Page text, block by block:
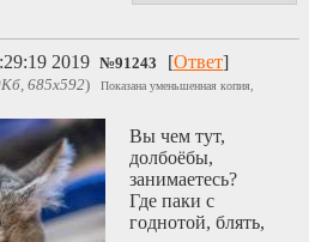
2019 №91243 [Ответ]
685x592)
Показана уменьшенная копия,
Вы чем тут,
долбоёбы,
занимаетесь?
Где паки с
годнотой, блять,